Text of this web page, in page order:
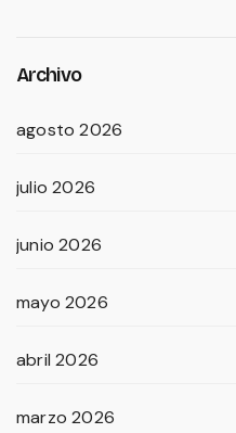
Archivo
agosto 2026
julio 2026
junio 2026
mayo 2026
abril 2026
marzo 2026